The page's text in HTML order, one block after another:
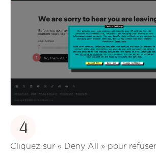
4
Cliquez sur « Deny All » pour